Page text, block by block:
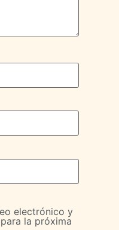
electrónico y
la próxima